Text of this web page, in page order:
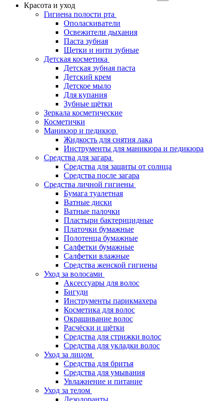
Красота и уход
Гигиена полости рта
Ополаскиватели
Освежители дыхания
Паста зубная
Щетки и нити зубные
Детская косметика
Детская зубная паста
Детский крем
Детское мыло
Для купания
Зубные щётки
Зеркала косметические
Косметички
Маникюр и педикюр
Жидкость для снятия лака
Инструменты для маникюра и педикюра
Средства для загара
Средства для защиты от солнца
Средства после загара
Средства личной гигиены
Бумага туалетная
Ватные диски
Ватные палочки
Пластыри бактерицидные
Платочки бумажные
Полотенца бумажные
Салфетки бумажные
Салфетки влажные
Средства женской гигиены
Уход за волосами
Аксессуары для волос
Бигуди
Инструменты парикмахера
Косметика для волос
Окрашивание волос
Расчёски и щётки
Средства для стрижки волос
Средства для укладки волос
Уход за лицом
Средства для бритья
Средства для умывания
Увлажнение и питание
Уход за телом
Дезодоранты